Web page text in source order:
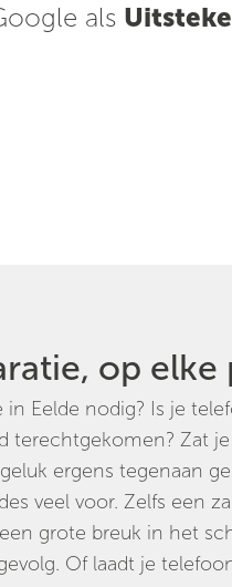
als
op elke
Eelde nodig? Is je
terechtgekomen? Zat
ergens tegenaan
veel voor. Zelfs een
grote breuk in het
Of laadt je